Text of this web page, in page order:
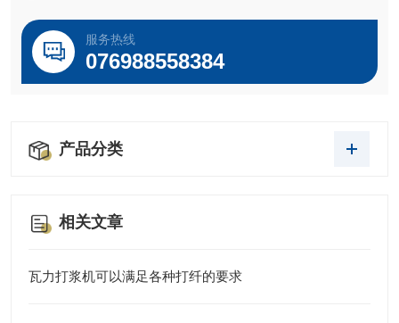
服务热线
076988558384
产品分类
相关文章
瓦力打浆机可以满足各种打纤的要求